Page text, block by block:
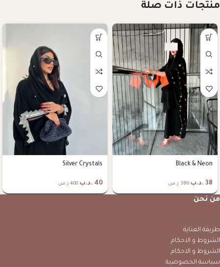
منتجات ذات صلة
Black & Neon
38 .د.ب 380 ر.س
Silver Crystals
40 .د.ب 400 ر.س
من نحن
طريقة العناية
الشروط و الاحكام
الشروط و الاحكام
سياسة الخصوصية